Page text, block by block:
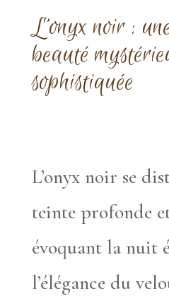
L’onyx noir :
beauté
sophistiquée
L’onyx noir se
teinte profonde
évoquant la nuit
l’élégance du